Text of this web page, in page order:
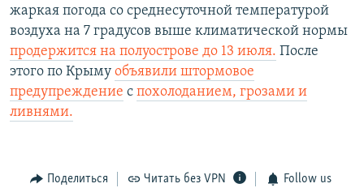
жаркая погода со среднесуточной температурой
воздуха на 7 градусов выше климатической нормы
продержится на полуострове до 13 июля. После
этого по Крыму объявили штормовое
предупреждение с похолоданием, грозами и
ливнями.
Поделиться Читать без VPN Follow us